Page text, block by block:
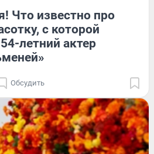
Что известно про
с которой
летний актер
Обсудить